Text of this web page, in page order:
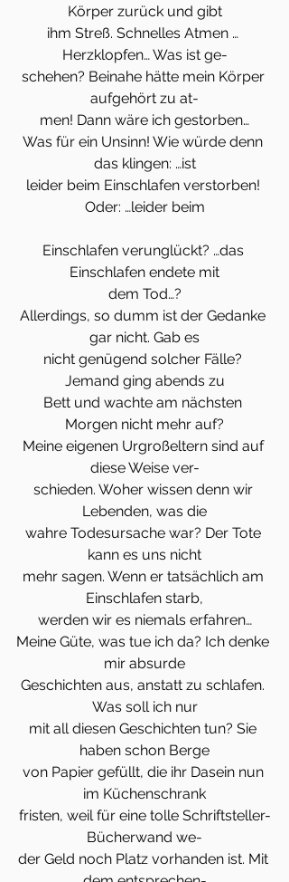
Körper zurück und gibt
ihm Streß. Schnelles Atmen …
Herzklopfen… Was ist ge-
schehen? Beinahe hätte mein Körper
aufgehört zu at-
men! Dann wäre ich gestorben…
Was für ein Unsinn! Wie würde denn
das klingen: …ist
leider beim Einschlafen verstorben!
Oder: …leider beim
Einschlafen verunglückt? …das
Einschlafen endete mit
dem Tod…?
Allerdings, so dumm ist der Gedanke
gar nicht. Gab es
nicht genügend solcher Fälle?
Jemand ging abends zu
Bett und wachte am nächsten
Morgen nicht mehr auf?
Meine eigenen Urgroßeltern sind auf
diese Weise ver-
schieden. Woher wissen denn wir
Lebenden, was die
wahre Todesursache war? Der Tote
kann es uns nicht
mehr sagen. Wenn er tatsächlich am
Einschlafen starb,
werden wir es niemals erfahren…
Meine Güte, was tue ich da? Ich denke
mir absurde
Geschichten aus, anstatt zu schlafen.
Was soll ich nur
mit all diesen Geschichten tun? Sie
haben schon Berge
von Papier gefüllt, die ihr Dasein nun
im Küchenschrank
fristen, weil für eine tolle Schriftsteller-
Bücherwand we-
der Geld noch Platz vorhanden ist. Mit